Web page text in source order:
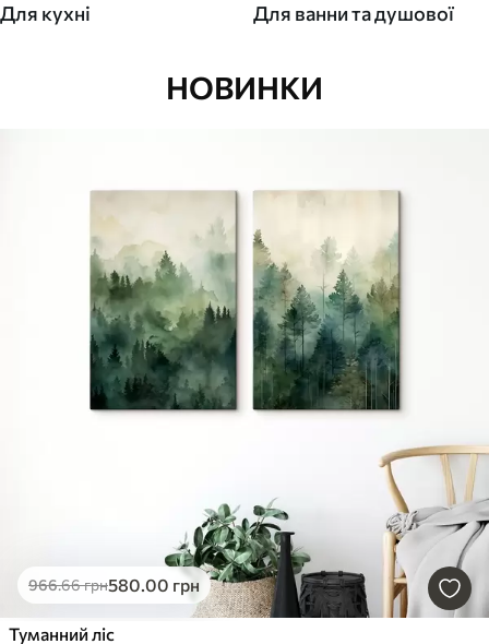
Для кухні Для ванни та душової
НОВИНКИ
966.66грн580.00 грн
Туманний ліс